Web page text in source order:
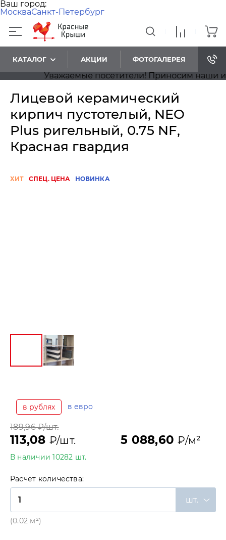
Ваш город:
МоскваСанкт-Петербург
КАТАЛОГ АКЦИИ ФОТОГАЛЕРЕЯ
Уважаемые посетители! Приносим наши
Лицевой керамический
кирпич пустотелый, NEO
Plus ригельный, 0.75 NF,
Красная гвардия
ХИТ СПЕЦ. ЦЕНА НОВИНКА
в рублях в евро
189,96₽/шт.
113,08 ₽/шт. 5 088,60₽/м²
В наличии 10282 шт.
Расчет количества:
шт.
(0.02 м²)